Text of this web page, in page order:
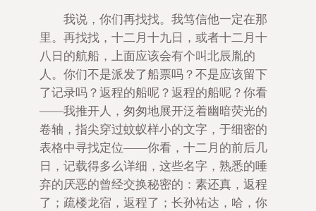
我说，你们再找找。我笃信他一定在那
里。再找找，十二月十九日，或者十二月十
八日的航船，上面应该会有个叫北辰胤的
人。你们不是派发了船票吗？不是应该留下
了记录吗？返程的船呢？返程的船呢？你看
——我推开人，匆匆地展开泛着幽暗荧光的
卷轴，指尖穿过蚊蚁样小的文字，于细密的
表格中寻找定位——你看，十二月的前后几
日，记载得多么详细，这些名字，熟悉的唾
弃的厌恶的曾经交换秘密的：素还真，返程
了；疏楼龙宿，返程了；长孙祐达，哈，你